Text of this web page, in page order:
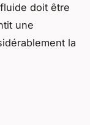
doit être
une
la